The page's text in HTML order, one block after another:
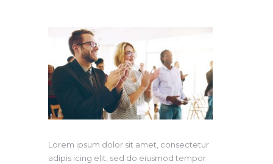
Lorem ipsum dolor sit amet, consectetur
adipis icing elit, sed do eiusmod tempor